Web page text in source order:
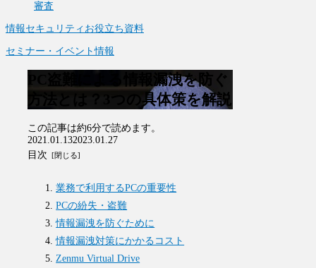
審査
情報セキュリティお役立ち資料
セミナー・イベント情報
PC盗難による情報漏洩を防ぐ
方法とは？3つの具体策を解説
この記事は約6分で読めます。
2021.01.132023.01.27
目次
業務で利用するPCの重要性
PCの紛失・盗難
情報漏洩を防ぐために
情報漏洩対策にかかるコスト
Zenmu Virtual Drive